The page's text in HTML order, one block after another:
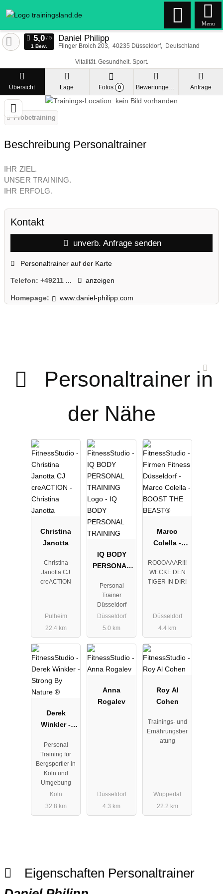
Menu
Daniel Philipp
Flinger Broich 203 40235 Düsseldorf Deutschland
Vitalität. Gesundheit. Sport.
1 Bew.
Übersicht Lage Fotos 0 Bewertungen Anfrage
Probetraining
Beschreibung Personaltrainer
IHR ZIEL.
UNSER TRAINING.
IHR ERFOLG.
Kontakt
unverb. Anfrage senden
Personaltrainer auf der Karte
Telefon: +49211 ... anzeigen
Homepage: www.daniel-philipp.com
Personaltrainer in
der Nähe
Christina
Janotta
Christina
Janotta CJ
creACTION
Pulheim
22.4 km
IQ BODY
PERSONAL
Personal
Trainer
Düsseldorf
Düsseldorf
5.0 km
Marco
Colella -
BEAST®
ROOOAAAR!!!
WECKE DEN
TIGER IN DIR!
Düsseldorf
4.4 km
Derek
Winkler -
Nature ®
Personal
Training für
Bergsportler in
Köln und
Umgebung
Köln
32.8 km
Anna
Rogalev
Düsseldorf
4.3 km
Roy Al
Cohen
Trainings- und
Ernährungsber
atung
Wuppertal
22.2 km
Eigenschaften Personaltrainer